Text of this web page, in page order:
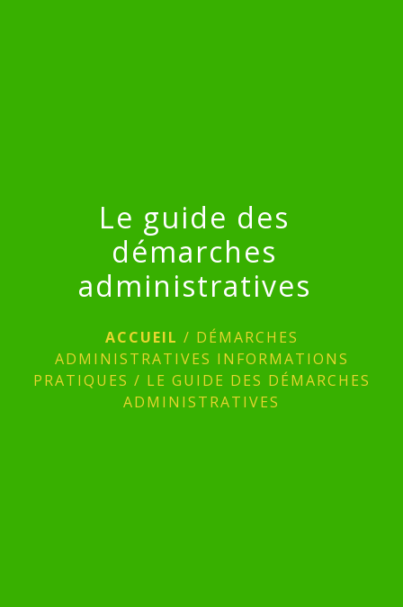
Le guide des
démarches
administratives
ACCUEIL / DÉMARCHES
ADMINISTRATIVES INFORMATIONS
PRATIQUES / LE GUIDE DES DÉMARCHES
ADMINISTRATIVES